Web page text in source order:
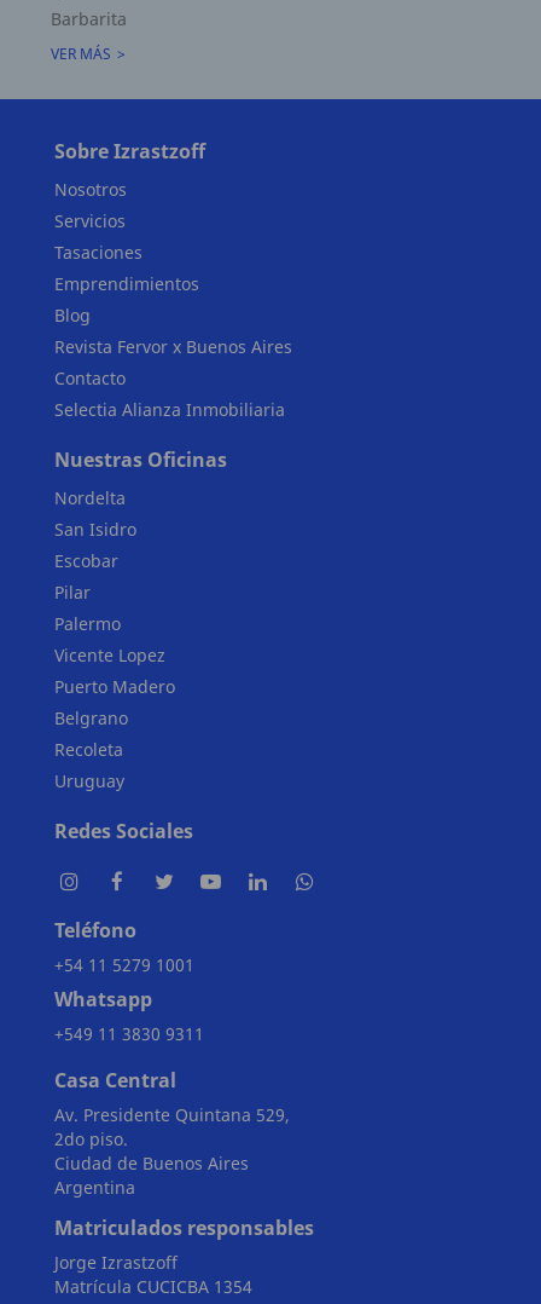
Superficie total del inmueble 10.48 M2
Semicubierta 0.00 M2
Barbarita
VER MÁS
Sobre Izrastzoff
Nosotros
Servicios
Tasaciones
Emprendimientos
Blog
Revista Fervor x Buenos Aires
Contacto
Selectia Alianza Inmobiliaria
Nuestras Oficinas
Nordelta
San Isidro
Escobar
Pilar
Palermo
Vicente Lopez
Puerto Madero
Belgrano
Recoleta
Uruguay
Redes Sociales
Teléfono
+54 11 5279 1001
Whatsapp
+549 11 3830 9311
Casa Central
Av. Presidente Quintana 529,
2do piso.
Ciudad de Buenos Aires
Argentina
Matriculados responsables
Jorge Izrastzoff
Matrícula CUCICBA 1354